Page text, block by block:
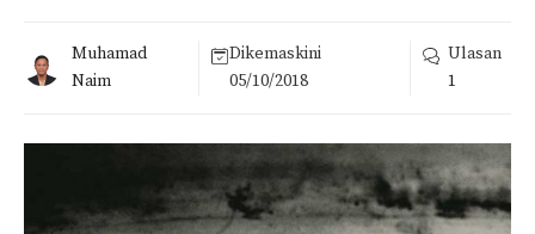
Muhamad
Naim
Dikemaskini
05/10/2018
Ulasan
1